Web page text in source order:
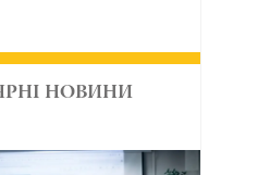
НОВИНИ